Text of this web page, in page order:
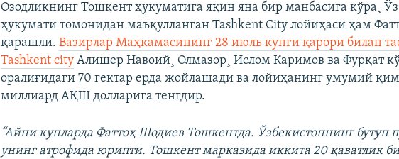
Озодликнинг Тошкент ҳукуматига яқин яна бир манбасига кўра¸
ҳукумати томонидан маъқулланган Tashkent City лойиҳаси ҳам
қарашли.Вазирлар Маҳкамасининг 28 июль кунги қарори билан
Tashkent city Алишер Навоий¸ Олмазор¸ Ислом Каримов ва Фурқат
оралиғидаги 70 гектар ерда жойлашади ва лойиҳанинг умумий
миллиард АҚШ долларига тенгдир.
“Айни кунларда Фаттоҳ Шодиeв Тошкентда. Ўзбекистоннинг бутун
унинг атрофида юрипти. Тошкент марказида иккита 20 қаватлик